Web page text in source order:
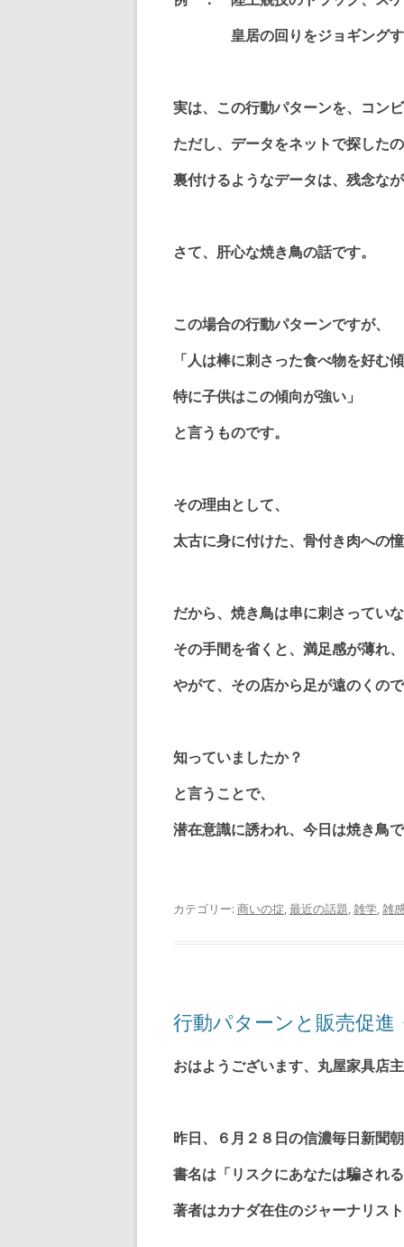
皇居の回りをジョギングする
実は、この行動パターンを、コン
ただし、データをネットで探した
裏付けるようなデータは、残念な
さて、肝心な焼き鳥の話です。
この場合の行動パターンですが、
「人は棒に刺さった食べ物を好む
特に子供はこの傾向が強い」
と言うものです。
その理由として、
太古に身に付けた、骨付き肉への
だから、焼き鳥は串に刺さってい
その手間を省くと、満足感が薄れ、
やがて、その店から足が遠のくの
知っていましたか？
と言うことで、
潜在意識に誘われ、今日は焼き鳥
カテゴリー: 商いの掟,最近の話題,雑学,雑
行動パターンと販売促進
おはようございます、丸屋家具店
昨日、６月２８日の信濃毎日新聞
書名は「リスクにあなたは騙され
著者はカナダ在住のジャーナリス